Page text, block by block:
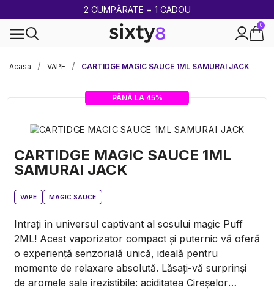
2 CUMPĂRATE = 1 CADOU
0
Acasa VAPE CARTIDGE MAGIC SAUCE 1ML SAMURAI JACK
PÂNĂ LA 45%
CARTIDGE MAGIC SAUCE 1ML
SAMURAI JACK
VAPE MAGIC SAUCE
Intrați în universul captivant al sosului magic Puff
2ML! Acest vaporizator compact și puternic vă oferă
o experiență senzorială unică, ideală pentru
momente de relaxare absolută. Lăsați-vă surprinși
de aromele sale irezistibile: aciditatea Cireșelor